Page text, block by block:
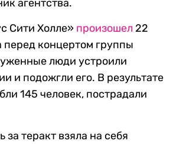
агентства.
Сити Холле» произошел 22
перед концертом группы
люди устроили
и подожгли его. В результате
145 человек, пострадали
за теракт взяла на себя